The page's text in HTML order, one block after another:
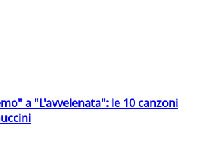
a "L'avvelenata": le 10 canzoni